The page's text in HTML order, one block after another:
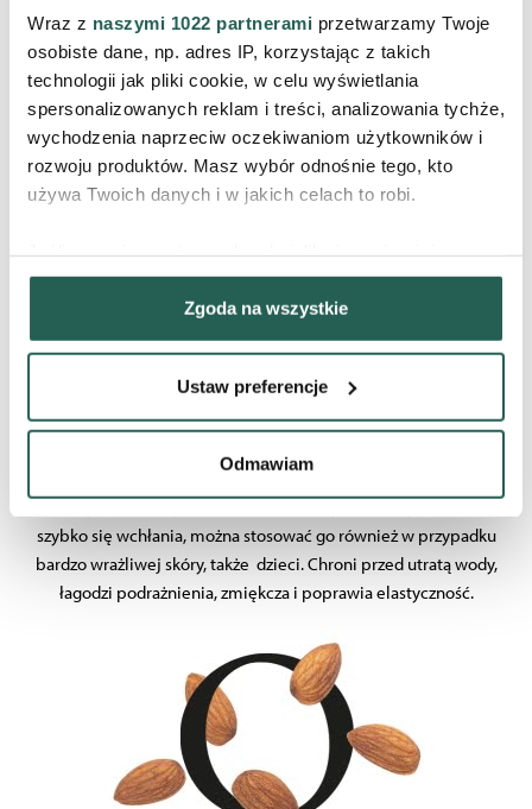
Wraz z naszymi 1022 partnerami przetwarzamy Twoje
osobiste dane, np. adres IP, korzystając z takich
technologii jak pliki cookie, w celu wyświetlania
spersonalizowanych reklam i treści, analizowania tychże,
wychodzenia naprzeciw oczekiwaniom użytkowników i
rozwoju produktów. Masz wybór odnośnie tego, kto
używa Twoich danych i w jakich celach to robi.
Gromadzić dane dotyczące Twojej lokalizacji
geograficznej z dokładnością nawet do kilku metrów
Identyfikować Twoje urządzenie, aktywnie analizując
czyli wirtualny odcisk palca)
Dowiedz się więcej odnośnie tego, jak Twoje osobiste
dane są przetwarzane oraz ustaw własne preferencje w
zmienić lub wycofać swoją zgodę w dowolnej chwili.
Wykorzystujemy pliki cookie do wybranych treści i
reklam, aby oferować Ci funkcje społecznościowe i
jak korzystać z naszej aplikacji, udostępniania
społecznościowego, dostępnego w aplikacji. Partnerzy
mogą udostępniać te informacje z innych urządzeń
elektrycznych od Ciebie lub uzyskiwanych podczas
korzystania z ich usług.
Zgoda na wszystkie
Ustaw preferencje
Odmawiam
jest bardzo dobrze tolerowane przez skórę, nawet tłustą.
Regeneruje, łagodzi podrażnienia, zapobiega łuszczeniu i
odparowywaniu wody z naskórka oraz stanowi naturalną barierę
ochronną przed czynnikami zewnętrznymi.
OLEJ MIGDAŁOWY
szybko się wchłania, można stosować go również w przypadku
bardzo wrażliwej skóry, także dzieci. Chroni przed utratą wody,
łagodzi podrażnienia, zmiękcza i poprawia elastyczność.